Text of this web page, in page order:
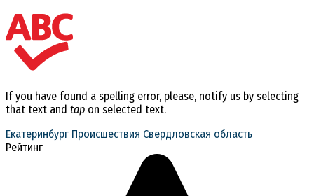
If you have found a spelling error, please, notify us by selecting
that text and tap on selected text.
Екатеринбург Происшествия Свердловская область
Рейтинг